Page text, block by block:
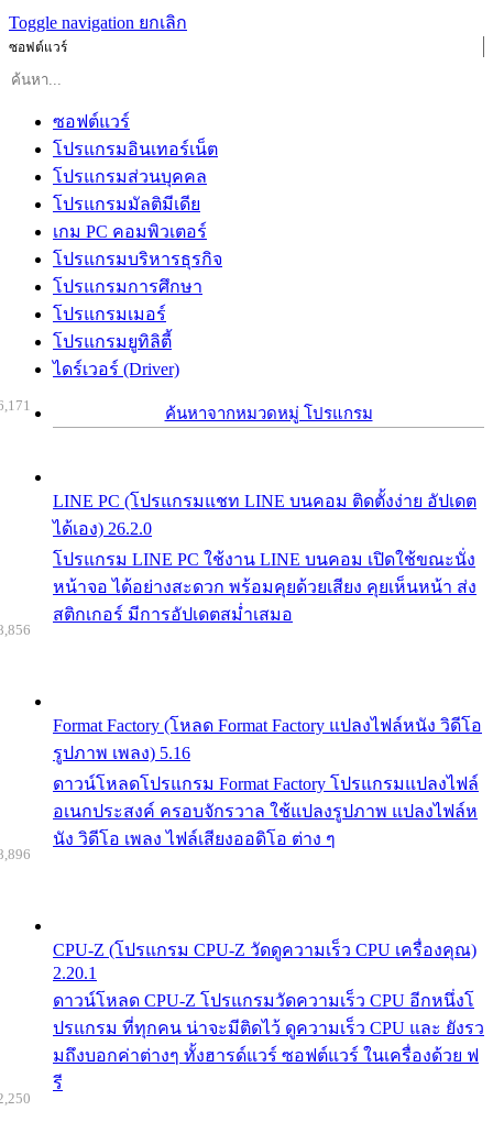
Toggle navigation ยกเลิก
ซอฟต์แวร์
ซอฟต์แวร์
โปรแกรมอินเทอร์เน็ต
โปรแกรมส่วนบุคคล
โปรแกรมมัลติมีเดีย
เกม PC คอมพิวเตอร์
โปรแกรมบริหารธุรกิจ
โปรแกรมการศึกษา
โปรแกรมเมอร์
โปรแกรมยูทิลิตี้
ไดร์เวอร์ (Driver)
ค้นหาจากหมวดหมู่ โปรแกรม
LINE PC (โปรแกรมแชท LINE บนคอม ติดตั้งง่าย อัปเดต
ได้เอง) 26.2.0
โปรแกรม LINE PC ใช้งาน LINE บนคอม เปิดใช้ขณะนั่ง
หน้าจอ ได้อย่างสะดวก พร้อมคุยด้วยเสียง คุยเห็นหน้า ส่ง
สติกเกอร์ มีการอัปเดตสม่ำเสมอ
Format Factory (โหลด Format Factory แปลงไฟล์หนัง วิดีโอ
รูปภาพ เพลง) 5.16
ดาวน์โหลดโปรแกรม Format Factory โปรแกรมแปลงไฟล์
อเนกประสงค์ ครอบจักรวาล ใช้แปลงรูปภาพ แปลงไฟล์ห
นัง วิดีโอ เพลง ไฟล์เสียงออดิโอ ต่าง ๆ
CPU-Z (โปรแกรม CPU-Z วัดดูความเร็ว CPU เครื่องคุณ)
2.20.1
ดาวน์โหลด CPU-Z โปรแกรมวัดความเร็ว CPU อีกหนึ่งโ
ปรแกรม ที่ทุกคน น่าจะมีติดไว้ ดูความเร็ว CPU และ ยังรว
มถึงบอกค่าต่างๆ ทั้งฮารด์แวร์ ซอฟต์แวร์ ในเครื่องด้วย ฟ
รี